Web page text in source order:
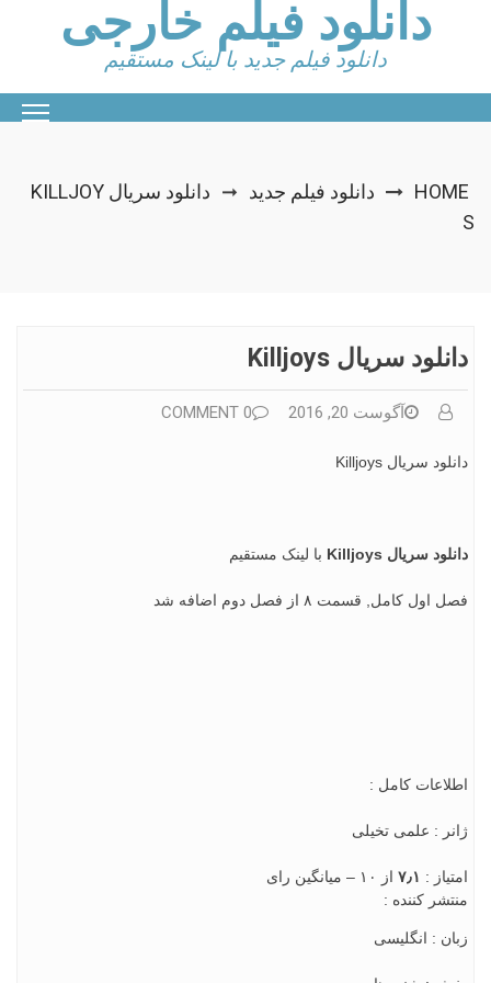
دانلود فیلم خارجی
دانلود فیلم جدید با لینک مستقیم
HOME دانلود فیلم جدید ➞
دانلود سریال KILLJOY
S
دانلود سریال Killjoys
آگوست 20, 2016 0 COMMENT
دانلود سریال Killjoys
دانلود سریال Killjoys با لینک مستقیم
فصل اول کامل, قسمت ۸ از فصل دوم اضافه شد
اطلاعات کامل :
ژانر : علمی تخیلی
امتياز : ۷٫۱ از ۱۰ – میانگین رای
منتشر کننده :
زبان : انگلیسی